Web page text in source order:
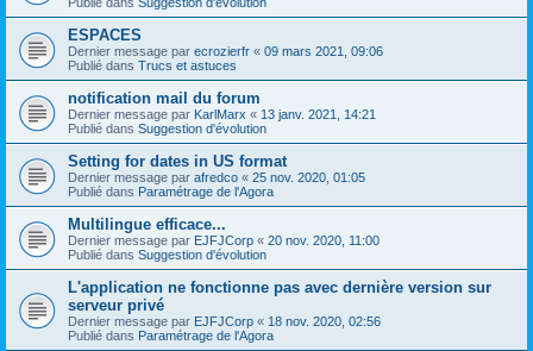
ESPACES
Dernier message par ecrozierfr « 09 mars 2021, 09:06
Publié dans Trucs et astuces
notification mail du forum
Dernier message par KarlMarx « 13 janv. 2021, 14:21
Publié dans Suggestion d'évolution
Setting for dates in US format
Dernier message par afredco « 25 nov. 2020, 01:05
Publié dans Paramétrage de l'Agora
Multilingue efficace...
Dernier message par EJFJCorp « 20 nov. 2020, 11:00
Publié dans Suggestion d'évolution
L'application ne fonctionne pas avec dernière version sur
serveur privé
Dernier message par EJFJCorp « 18 nov. 2020, 02:56
Publié dans Paramétrage de l'Agora